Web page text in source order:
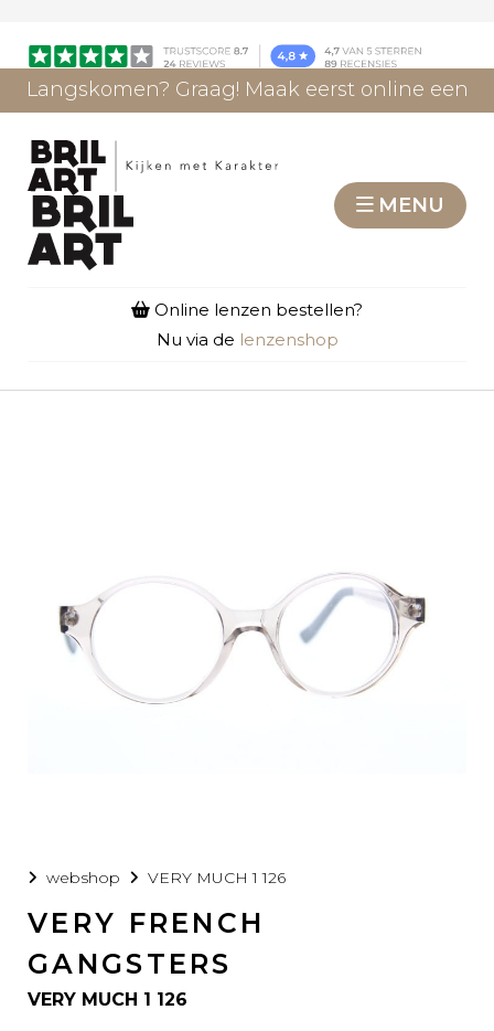
Langskomen? Graag! Maak eerst online een
MENU
Online lenzen bestellen?
Nu via de lenzenshop
webshop VERY MUCH 1 126
VERY FRENCH
GANGSTERS
VERY MUCH 1 126